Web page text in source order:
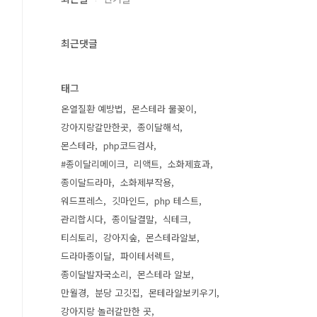
최근댓글
태그
온열질환 예방법
몬스테라 물꽂이
강아지랑갈만한곳
종이달해석
몬스테라
php코드검사
#종이달리메이크
리액트
소화제효과
종이달드라마
소화제부작용
워드프레스
깃마인드
php 테스트
관리합시다
종이달결말
식테크
티싀토리
강아지숲
몬스테라알보
드라마종이달
파이테서렉트
종이달발자국소리
몬스테라 알보
만월경
분당 고깃집
몬테라알보키우기
강아지랑 놀러갈만한 곳